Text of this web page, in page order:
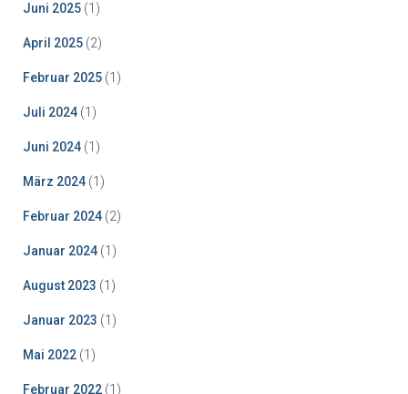
Juni 2025 (1)
April 2025 (2)
Februar 2025 (1)
Juli 2024 (1)
Juni 2024 (1)
März 2024 (1)
Februar 2024 (2)
Januar 2024 (1)
August 2023 (1)
Januar 2023 (1)
Mai 2022 (1)
Februar 2022 (1)